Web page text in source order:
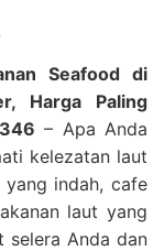
Seafood di
Harga Paling
– Apa Anda
kelezatan laut
indah, cafe
laut yang
selera Anda dan